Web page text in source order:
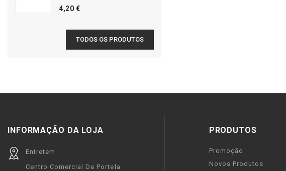
4,20 €
TODOS OS PRODUTOS
INFORMAÇÃO DA LOJA
Entretem
Centro Comercial Da Portela
PRODUTOS
Promoção
Novos Produtos